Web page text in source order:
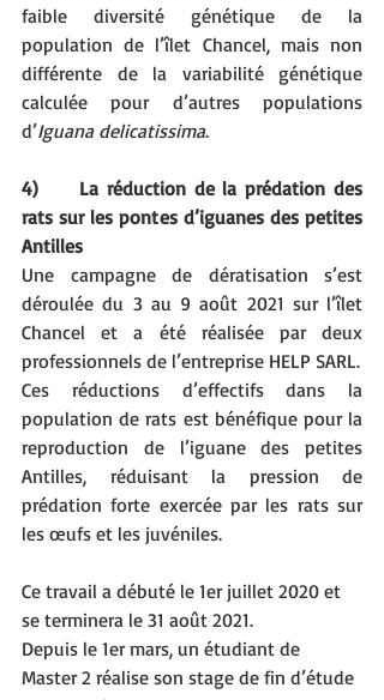
faible diversité génétique de la
population de l’îlet Chancel, mais non
différente de la variabilité génétique
calculée pour d’autres populations
d’Iguana delicatissima.
4)     La réduction de la prédation des
rats sur les pontes d’iguanes des petites
Antilles
Une campagne de dératisation s’est
déroulée du 3 au 9 août 2021 sur l’îlet
Chancel et a été réalisée par deux
professionnels de l’entreprise HELP SARL.
Ces réductions d’effectifs dans la
population de rats est bénéfique pour la
reproduction de l’iguane des petites
Antilles, réduisant la pression de
prédation forte exercée par les rats sur
les œufs et les juvéniles.
Ce travail a débuté le 1er juillet 2020 et
se terminera le 31 août 2021.
Depuis le 1er mars, un étudiant de
Master 2 réalise son stage de fin d’étude